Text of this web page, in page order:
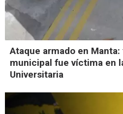
Ataque armado en
municipal fue víctima en
Universitaria